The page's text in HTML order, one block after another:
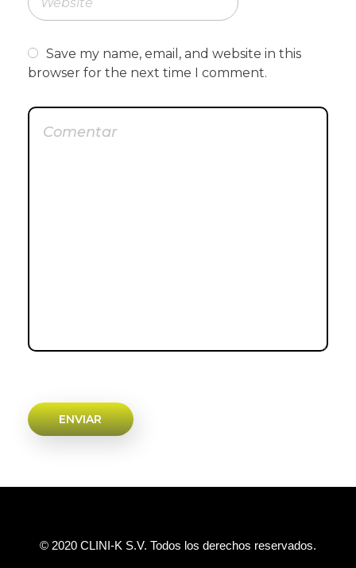
Save my name, email, and website in this
browser for the next time I comment.
© 2020 CLINI-K S.V. Todos los derechos reservados.